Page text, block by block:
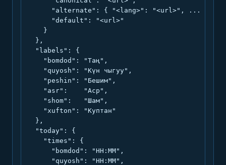
      "alternate": { "<lang>": "<url>", ... },
      "default": "<url>"
    }
  },
  "labels": {
    "bomdod": "Таң",
    "quyosh": "Күн чыгуу",
    "peshin": "Бешим",
    "asr":    "Аср",
    "shom":   "Шам",
    "xufton": "Куптан"
  },
  "today": {
    "times": {
      "bomdod": "HH:MM",
      "quyosh": "HH:MM",